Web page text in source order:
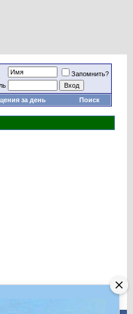
Запомнить?
за день Поиск